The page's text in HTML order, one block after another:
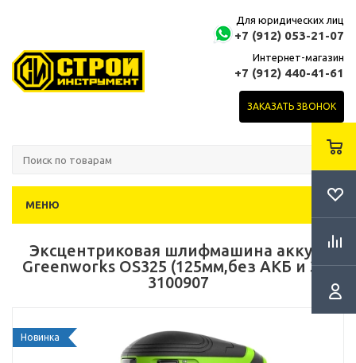
Для юридических лиц
+7 (912) 053-21-07
Интернет-магазин
+7 (912) 440-41-61
ЗАКАЗАТЬ ЗВОНОК
МЕНЮ
Эксцентриковая шлифмашина аккум.
Greenworks OS325 (125мм,без АКБ и ЗУ)
3100907
Новинка